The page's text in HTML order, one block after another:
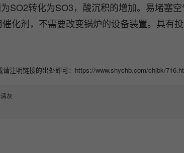
SO2转化为SO3，酸沉积的增加。易堵塞
化剂，不需要改变锅炉的设备装置。具有
注明链接的出处即可：https://www.shychb.com/chjbk/
灰